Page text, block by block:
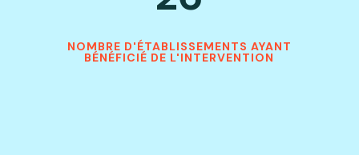
NOMBRE D'ÉTABLISSEMENTS AYANT
BÉNÉFICIÉ DE L'INTERVENTION